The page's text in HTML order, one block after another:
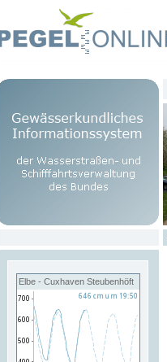
Elbe - Cuxhaven Steubenhöft